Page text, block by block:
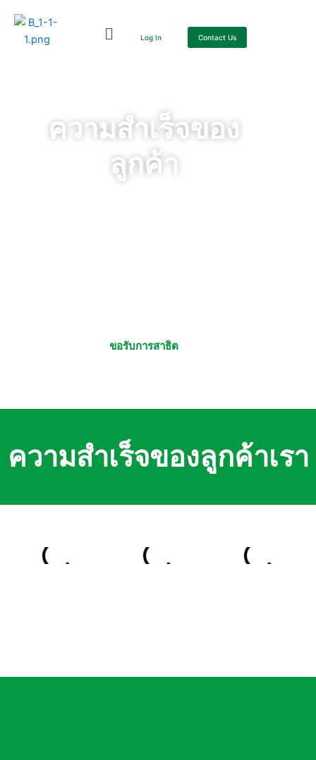
content
Log In Contact Us
ความสำเร็จของ
ลูกค้า
ขอรับการสาธิต
ความสำเร็จของลูกค้าเรา